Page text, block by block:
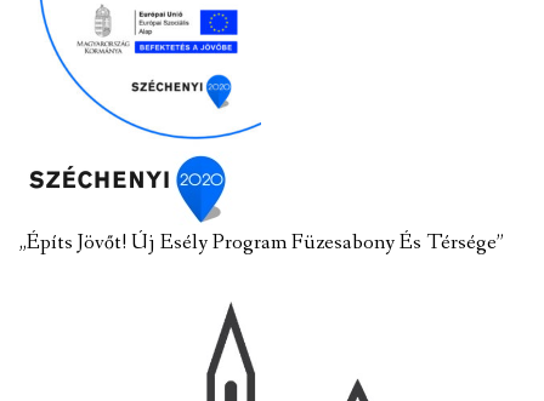
„Építs Jövőt! Új Esély Program Füzesabony És Térsége”